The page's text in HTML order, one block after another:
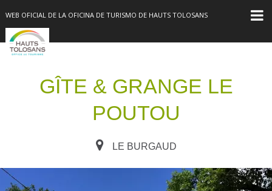
WEB OFICIAL DE LA OFICINA DE TURISMO DE HAUTS TOLOSANS
GÎTE & GRANGE LE
POUTOU
LE BURGAUD